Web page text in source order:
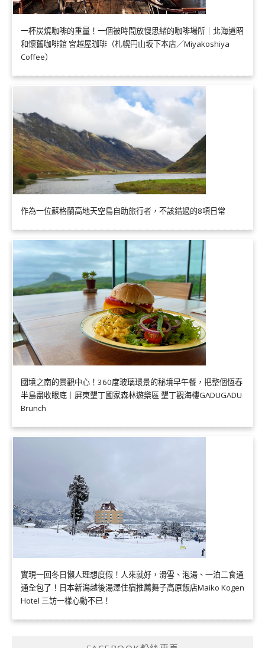
一杯炭燒咖啡的重量！一個被時間放慢思緒的咖啡場所｜北海道昭
和懷舊咖啡館 宮越屋珈琲（札幌円山坂下本店／Miyakoshiya
Coffee）
作為一位蘇格蘭高地天空島自助旅行者，不該錯過的8項日常
國境之南的景觀中心！360度玻璃環景的秘境早午餐，把整個恆春
半島盡收眼底｜屏東墾丁國家森林遊樂區 墾丁觀海樓GADUGADU
Brunch
實現一回冬日懶人理想度假！人來就好，滑雪、泡湯、一泊二食通
通全包了！日本新潟越後湯澤住宿推薦舞子高原飯店Maiko Kogen
Hotel 三訪一樣心動不已！